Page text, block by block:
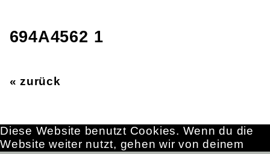
694A4562 1
« zurück
Diese Website benutzt Cookies. Wenn du die
Website weiter nutzt, gehen wir von deinem